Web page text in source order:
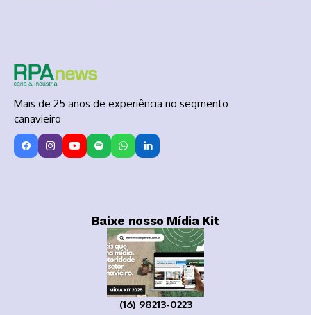
Mais de 25 anos de experiência no segmento
canavieiro
Baixe nosso Mídia Kit
(16) 98213-0223